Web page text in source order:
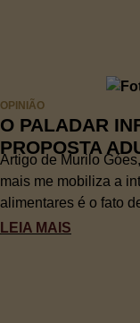
OPINIÃO
O PALADAR
PROPOSTA
Artigo de Murilo
mais me mobiliza a
alimentares é o fato
LEIA MAIS